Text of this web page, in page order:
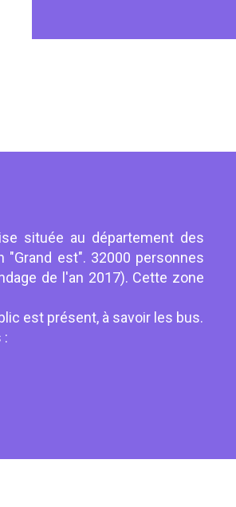
située au département des
"Grand est". 32000 personnes
de l'an 2017). Cette zone
est présent, à savoir les bus.
: